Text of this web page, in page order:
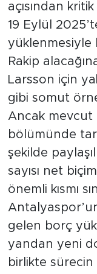
açısından
19 Eylül
yüklenmesiyle
Rakip
Larsson için
gibi somut
Ancak mevcut
bölümünde
şekilde
sayısı net
önemli kısmı
gelen borç
yandan yeni
birlikte sürecin